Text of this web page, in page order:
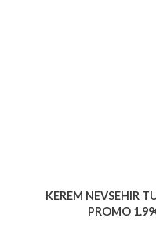
KEREM NEVSEHIR
PROMO